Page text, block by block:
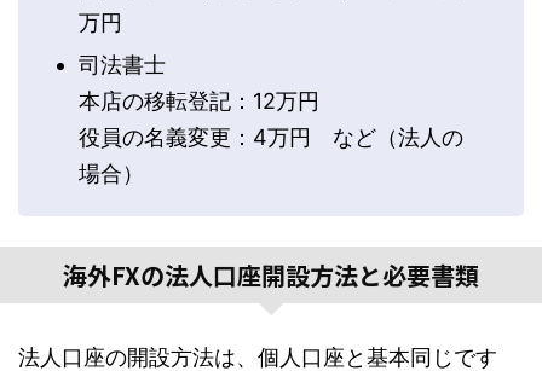
万円
司法書士
本店の移転登記：12万円
役員の名義変更：4万円 など（法人の
場合）
海外FXの法人口座開設方法と必要書類
法人口座の開設方法は、個人口座と基本同じです